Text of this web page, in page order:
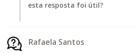
esta resposta foi útil?
Rafaela Santos